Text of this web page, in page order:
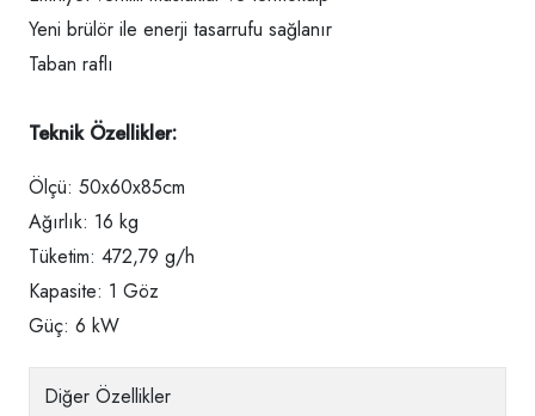
Yeni brülör ile enerji tasarrufu sağlanır
Taban raflı
Teknik Özellikler:
Ölçü: 50x60x85cm
Ağırlık: 16 kg
Tüketim: 472,79 g/h
Kapasite: 1 Göz
Güç: 6 kW
Diğer Özellikler